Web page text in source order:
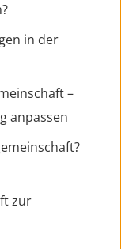
in der
–
anpassen
zur